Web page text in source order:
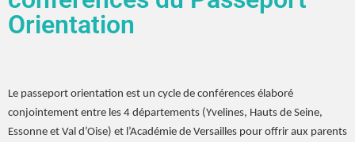
Orientation
Le passeport orientation est un cycle de conférences élaboré
conjointement entre les 4 départements (Yvelines, Hauts de Seine,
Essonne et Val d’Oise) et l’Académie de Versailles pour offrir aux parents